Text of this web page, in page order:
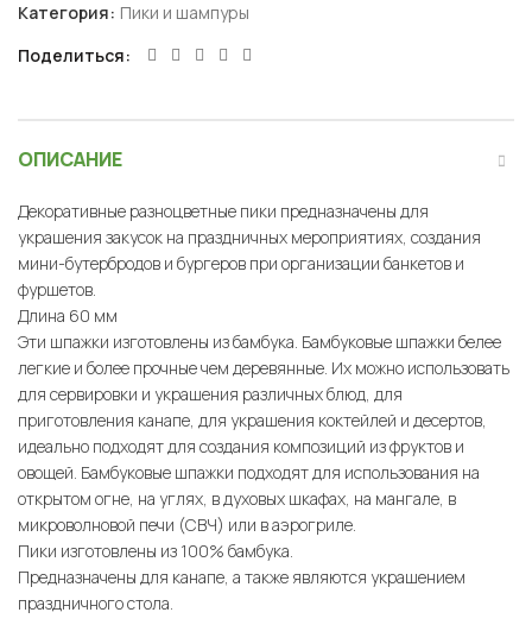
Категория: Пики и шампуры
Поделиться
ОПИСАНИЕ
Декоративные разноцветные пики предназначены для
украшения закусок на праздничных мероприятиях, создания
мини-бутербродов и бургеров при организации банкетов и
фуршетов.
Длина 60 мм
Эти шпажки изготовлены из бамбука. Бамбуковые шпажки белее
легкие и более прочные чем деревянные. Их можно использовать
для сервировки и украшения различных блюд, для
приготовления канапе, для украшения коктейлей и десертов,
идеально подходят для создания композиций из фруктов и
овощей. Бамбуковые шпажки подходят для использования на
открытом огне, на углях, в духовых шкафах, на мангале, в
микроволновой печи (СВЧ) или в аэрогриле.
Пики изготовлены из 100% бамбука.
Предназначены для канапе, а также являются украшением
праздничного стола.